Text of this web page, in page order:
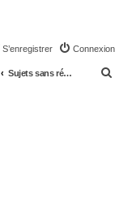
Connexion
S’enregistrer
Sujets sans réponse